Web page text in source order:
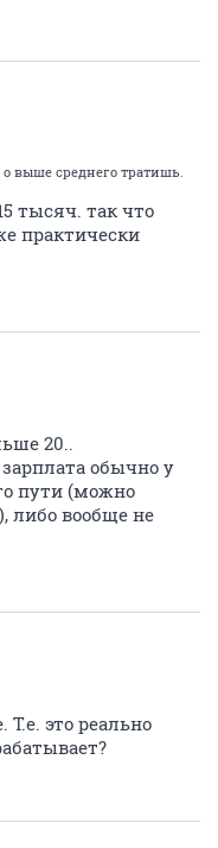
выше среднего тратишь.
тысяч. так что
практически
20..
обычно у
пути (можно
либо вообще не
Т.е. это реально